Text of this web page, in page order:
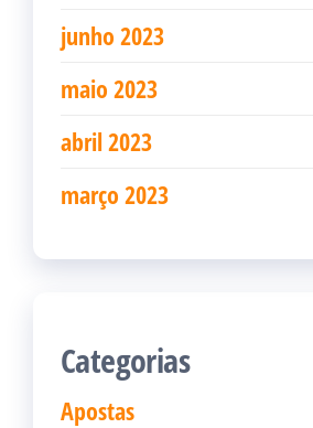
junho 2023
maio 2023
abril 2023
março 2023
Categorias
Apostas